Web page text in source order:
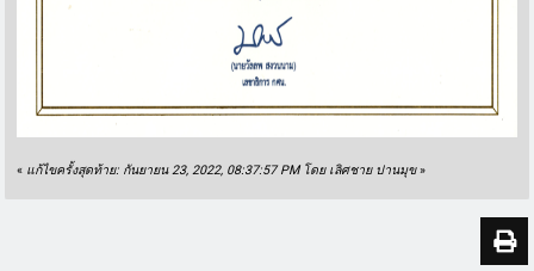
« แก้ไขครั้งสุดท้าย: กันยายน 23, 2022, 08:37:57 PM โดย เลิศชาย ปานมุข»